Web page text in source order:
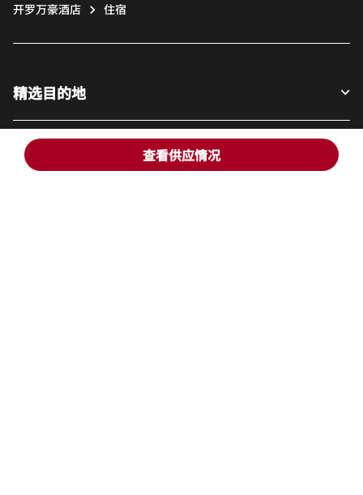
查看供应情况
开罗万豪酒店 住宿
精选目的地
宾客适用